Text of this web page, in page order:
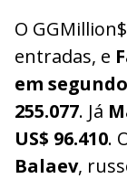
O
entradas, e
em
255.077. Já
US$ 96.410.
Balaev,